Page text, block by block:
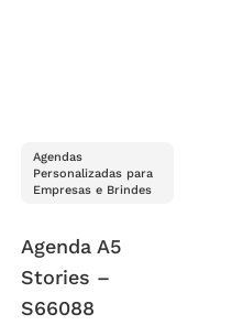
Agendas
Personalizadas para
Empresas e Brindes
Agenda A5
Stories –
S66088